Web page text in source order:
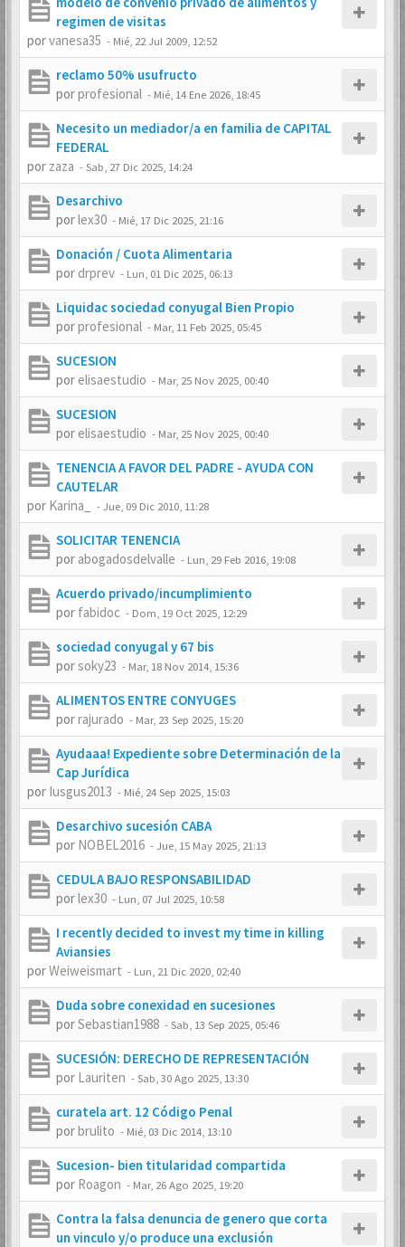
regimen de visitas
porvanesa35 - Mié, 22 Jul 2009, 12:52
reclamo 50% usufructo
porprofesional - Mié, 14 Ene 2026, 18:45
Necesito un mediador/a en familia de CAPITAL
FEDERAL
por zaza -Sab, 27 Dic 2025, 14:24
Desarchivo
porlex30 - Mié, 17 Dic 2025, 21:16
Donación / Cuota Alimentaria
por drprev - Lun, 01 Dic 2025, 06:13
Liquidac sociedad conyugal Bien Propio
porprofesional - Mar, 11 Feb 2025, 05:45
SUCESION
por elisaestudio - Mar, 25 Nov 2025, 00:40
SUCESION
por elisaestudio - Mar, 25 Nov 2025, 00:40
TENENCIA A FAVOR DEL PADRE - AYUDA CON
CAUTELAR
por Karina_ -Jue, 09 Dic 2010, 11:28
SOLICITAR TENENCIA
por abogadosdelvalle - Lun, 29 Feb 2016, 19:08
Acuerdo privado/incumplimiento
por fabidoc - Dom, 19 Oct 2025, 12:29
sociedad conyugal y 67 bis
porsoky23 - Mar, 18 Nov 2014, 15:36
ALIMENTOS ENTRE CONYUGES
porrajurado - Mar, 23 Sep 2025, 15:20
Ayudaaa! Expediente sobre Determinación de la
Cap Jurídica
por Iusgus2013 - Mié, 24 Sep 2025, 15:03
Desarchivo sucesión CABA
por NOBEL2016 -Jue, 15 May 2025, 21:13
CEDULA BAJO RESPONSABILIDAD
porlex30 - Lun, 07 Jul 2025, 10:58
I recently decided to invest my time in killing
Aviansies
porWeiweismart - Lun, 21 Dic 2020, 02:40
Duda sobre conexidad en sucesiones
porSebastian1988 -Sab, 13 Sep 2025, 05:46
SUCESIÓN: DERECHO DE REPRESENTACIÓN
por Lauriten -Sab, 30 Ago 2025, 13:30
curatela art. 12 Código Penal
porbrulito - Mié, 03 Dic 2014, 13:10
Sucesion- bien titularidad compartida
por Roagon - Mar, 26 Ago 2025, 19:20
Contra la falsa denuncia de genero que corta
un vinculo y/o produce una exclusión